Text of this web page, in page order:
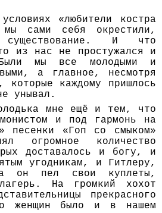
«любители костра
сами себя окрестили,
И что
из нас не простужался и
мы все молодыми и
а главное, несмотря
которые каждому пришлось
унывал.
мне ещё и тем, что
и под гармонь на
песенки «Гоп со смыком»
огромное количество
доставалось и богу, и
угодникам, и Гитлеру,
он пел свои куплеты,
На громкий хохот
прекрасного
женщин было и в нашем